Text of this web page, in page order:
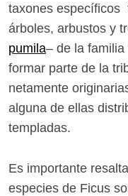
taxones específicos
árboles, arbustos y
pumila– de la familia
formar parte de la
netamente
alguna de ellas
templadas.
Es importante
especies de Ficus